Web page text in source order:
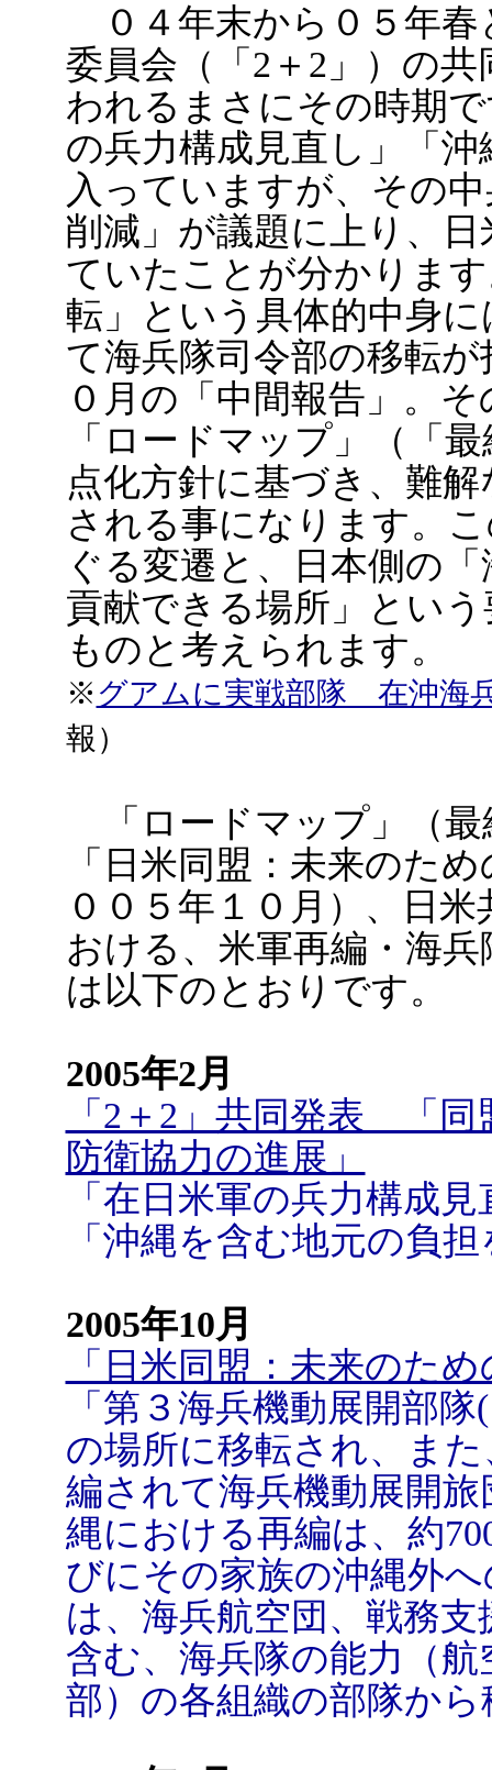
０４年末から０５年春
委員会（「2＋2」）の
われるまさにその時期
の兵力構成見直し」「
入っていますが、その
削減」が議題に上り、
ていたことが分かりま
転」という具体的中身
て海兵隊司令部の移転
０月の「中間報告」。
「ロードマップ」（「
点化方針に基づき、難
される事になります。
ぐる変遷と、日本側の
貢献できる場所」とい
ものと考えられます。
※ グアムに実戦部隊 在沖海
報）
「ロードマップ」（
「日米同盟：未来のた
００５年１０月）、日
おける、米軍再編・海
は以下のとおりです。
2005年2月
「2＋2」共同発表 「
防衛協力の進展」
「在日米軍の兵力構成
「沖縄を含む地元の負
2005年10月
「日米同盟：未来のた
「第３海兵機動展開部
の場所に移転され、ま
編されて海兵機動展開
縄における再編は、約
びにその家族の沖縄外
は、海兵航空団、戦務
含む、海兵隊の能力（
部）の各組織の部隊か